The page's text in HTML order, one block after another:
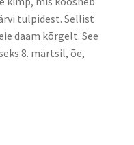
tulpidest. Sellist
daam kõrgelt. See
8. märtsil, õe,